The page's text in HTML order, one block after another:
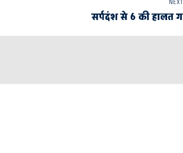
सर्पदंश से 6 की हालत